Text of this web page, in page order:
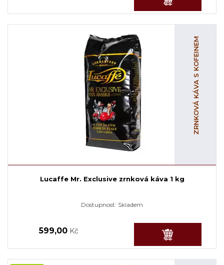
ZRNKOVÁ KÁVA S KOFEINEM
Lucaffe Mr. Exclusive zrnková káva 1 kg
Dostupnost: Skladem
599,00 Kč